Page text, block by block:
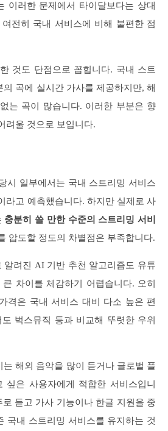
이러한 문제에서 타이달보다는 상대
전히 국내 서비스에 비해 불편한 점
것도 단점으로 꼽힙니다. 국내 스트
곡에 실시간 가사를 제공하지만, 해
는 곡이 많습니다. 이러한 부분은 향
려울 것으로 보입니다.
시 일부에서는 국내 스트리밍 서비스
라고 예측했습니다. 하지만 실제로 사
충분히 쓸 만한 수준의 스트리밍 서비
압도할 정도의 차별점은 부족합니다.
알려진 AI 기반 추천 알고리즘도 유튜
차이를 체감하기 어렵습니다. 오히
격은 국내 서비스 대비 다소 높은 편
벅스뮤직 등과 비교해 뚜렷한 우위
는 해외 음악을 많이 듣거나 글로벌 플
싶은 사용자에게 적합한 서비스입니
듣고 가사 기능이나 한글 지원을 중
국내 스트리밍 서비스를 유지하는 것